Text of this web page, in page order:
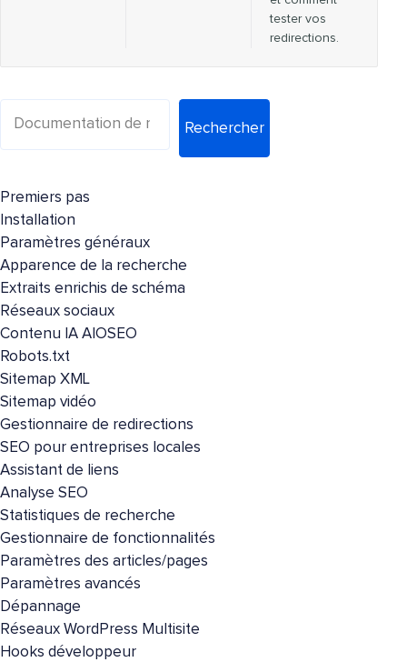
tester vos
redirections.
Rechercher
Premiers pas
Installation
Paramètres généraux
Apparence de la recherche
Extraits enrichis de schéma
Réseaux sociaux
Contenu IA AIOSEO
Robots.txt
Sitemap XML
Sitemap vidéo
Gestionnaire de redirections
SEO pour entreprises locales
Assistant de liens
Analyse SEO
Statistiques de recherche
Gestionnaire de fonctionnalités
Paramètres des articles/pages
Paramètres avancés
Dépannage
Réseaux WordPress Multisite
Hooks développeur